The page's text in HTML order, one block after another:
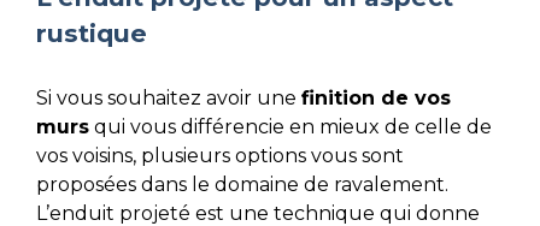
rustique
Si vous souhaitez avoir une finition de vos
mursqui vous différencie en mieux de celle de
vos voisins, plusieurs options vous sont
proposées dans le domaine de ravalement.
L’enduit projeté est une technique qui donne